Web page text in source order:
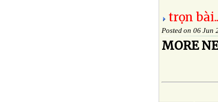
trọn
Posted on 06 Jun
MORE